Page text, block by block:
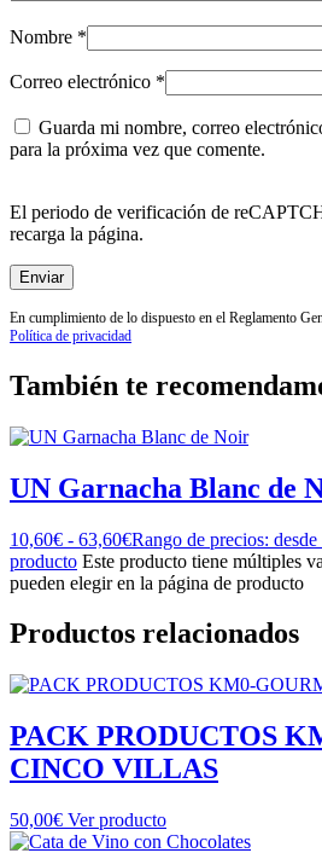
Nombre *
Correo electrónico *
Guarda mi nombre, correo
para la próxima vez que comente.
El periodo de verificación de
recarga la página.
En cumplimiento de lo dispuesto en el Reglamento
Política de privacidad
También te
UN Garnacha Blanc de
10,60€ - 63,60€Rango de precios:
producto Este producto tiene múltiples
pueden elegir en la página de producto
Productos relacionados
PACK PRODUCTOS
CINCO VILLAS
50,00€ Ver producto